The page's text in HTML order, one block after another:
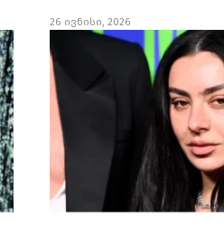
26 ივნისი, 2026